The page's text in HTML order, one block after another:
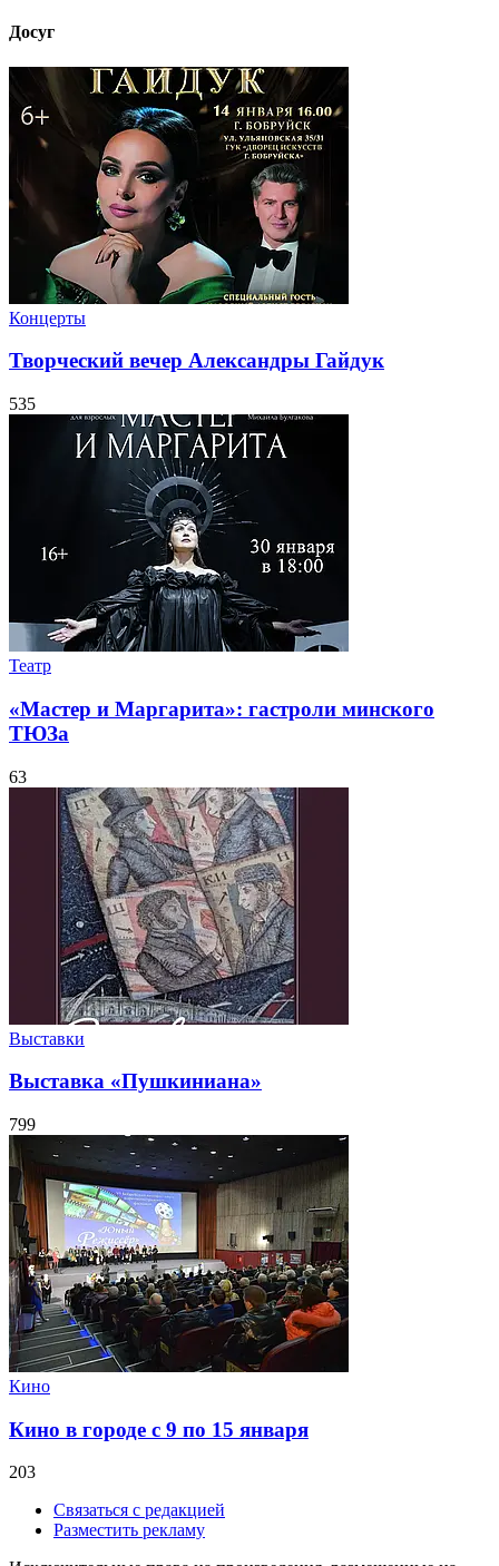
Досуг
Концерты
Творческий вечер Александры Гайдук
535
Театр
«Мастер и Маргарита»: гастроли минского
ТЮЗа
63
Выставки
Выставка «Пушкиниана»
799
Кино
Кино в городе с 9 по 15 января
203
Связаться с редакцией
Разместить рекламу